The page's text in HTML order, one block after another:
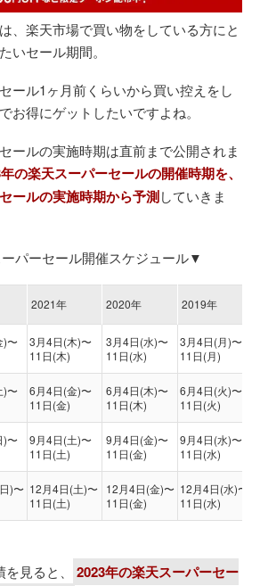
、楽天市場で買い物をしている方にと
いセール期間。
ール1ヶ月前くらいから買い控えをし
お得にゲットしたいですよね。
ールの実施時期は直前まで公開されま
の楽天スーパーセールの開催時期を、
ールの実施時期から予測していきま
パーセール開催スケジュール▼
2021年 2020年 2019年
)〜
3月4日(木)〜
11日(木)
3月4日(水)〜
11日(水)
3月4日(月)〜
11日(月)
)〜
6月4日(金)〜
11日(金)
6月4日(木)〜
11日(木)
6月4日(火)〜
11日(火)
)〜
9月4日(土)〜
11日(土)
9月4日(金)〜
11日(金)
9月4日(水)〜
11日(水)
)〜 12月4日(土)〜
11日(土)
12月4日(金)〜
11日(金)
12月4日(水)〜
11日(水)
見ると、
2023年の楽天スーパーセー